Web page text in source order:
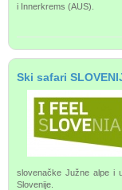
i Innerkrems (AUS).
Ski safari
slovenačke Južne alpe i
Slovenije.